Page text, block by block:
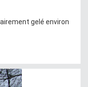
gelé environ